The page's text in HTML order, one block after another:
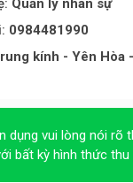
Quản lý nhân sự
0984481990
kính - Yên Hòa
dụng vui lòng nói rõ
bất kỳ hình thức